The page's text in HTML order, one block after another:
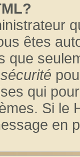
êtes
que
sécurité
qui
Si le
en